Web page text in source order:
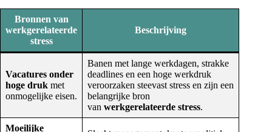
Bronnen van
werkgerelateerde
stress
Beschrijving
Vacatures onder
hoge druk met
onmogelijke eisen.
Banen met lange werkdagen, strakke
deadlines en een hoge werkdruk
veroorzaken steevast stress en zijn een
belangrijke bron
van werkgerelateerde stress.
Moeilijke